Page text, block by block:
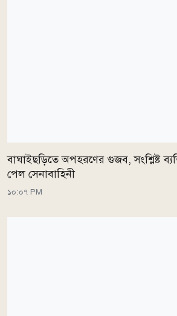
বাঘাইছড়িতে অপহরণের গুজব, সংশ্লিষ্ট
পেল সেনাবাহিনী
১০:০৭ PM